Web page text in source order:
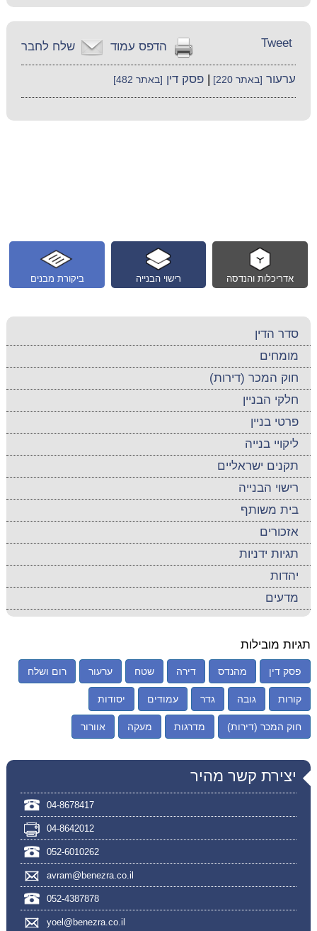
שלח לחבר הדפס עמוד Tweet
ערעור [באתר 220] |פסק דין [באתר 482]
ביקורת מבנים רישוי הבנייה אדריכלות והנדסה
סדר הדין
מומחים
חוק המכר (דירות)
חלקי הבניין
פרטי בניין
ליקויי בנייה
תקנים ישראליים
רישוי הבנייה
בית משותף
אזכורים
תגיות ידניות
יהדות
מדעים
תגיות מובילות
פסק דין מהנדס דירה שטח ערעור רום ושלח
קורות גובה גדר עמודים יסודות
חוק המכר (דירות) מדרגות מעקה אוורור
יצירת קשר מהיר
04-8678417
04-8642012
052-6010262
avram@benezra.co.il
052-4387878
yoel@benezra.co.il